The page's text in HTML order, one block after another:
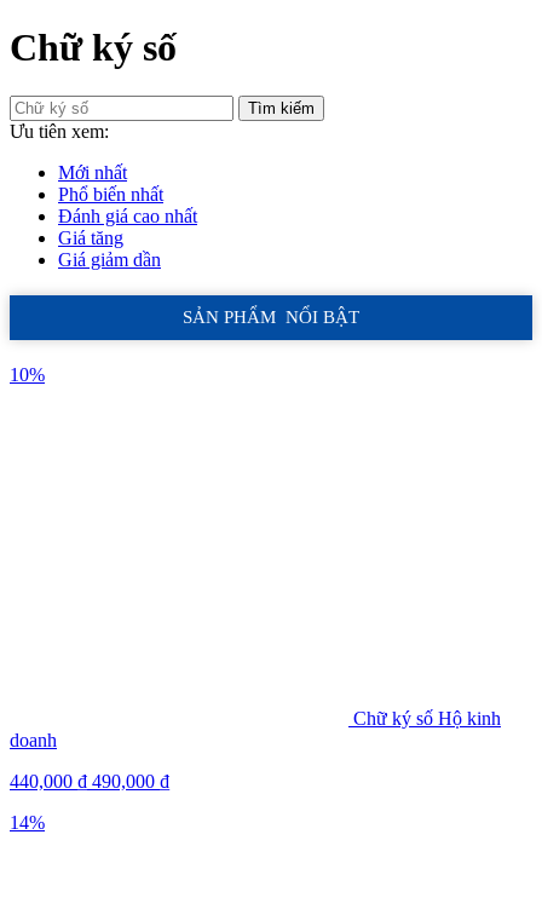
Chữ ký số
Tìm kiếm
Ưu tiên xem:
Mới nhất
Phổ biến nhất
Đánh giá cao nhất
Giá tăng
Giá giảm dần
SẢN PHẨM NỔI BẬT
10%
Chữ ký số Hộ kinh
doanh
440,000 ₫ 490,000 ₫
14%